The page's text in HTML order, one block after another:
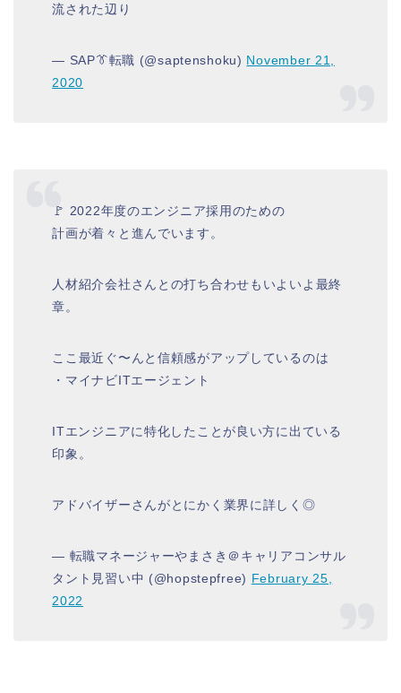
流された辺り
— SAP👔転職 (@saptenshoku) November 21,
2020
🚩 2022年度のエンジニア採用のための
計画が着々と進んでいます。
人材紹介会社さんとの打ち合わせもいよいよ最終
章。
ここ最近ぐ〜んと信頼感がアップしているのは
・マイナビITエージェント
ITエンジニアに特化したことが良い方に出ている
印象。
アドバイザーさんがとにかく業界に詳しく◎
— 転職マネージャーやまさき＠キャリアコンサル
タント見習い中 (@hopstepfree) February 25,
2022